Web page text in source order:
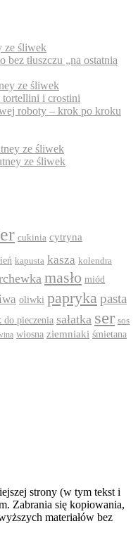
ze śliwek
bez tłuszczu „na ostatnią
ze śliwek
tortellini i crostini
roboty – krok po kroku
ze śliwek
ze śliwek
cukinia cytryna
kapusta kasza kolendra
masło miód
oliwki papryka pasta
do pieczenia sałatka ser sos
wiosna ziemniaki śmietana
strony (w tym tekst i
Zabrania się kopiowania,
materiałów bez